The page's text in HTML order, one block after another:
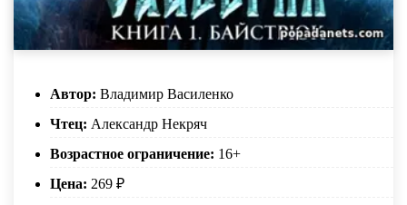
Автор: Владимир Василенко
Чтец: Александр Некряч
Возрастное ограничение: 16+
Цена: 269 ₽